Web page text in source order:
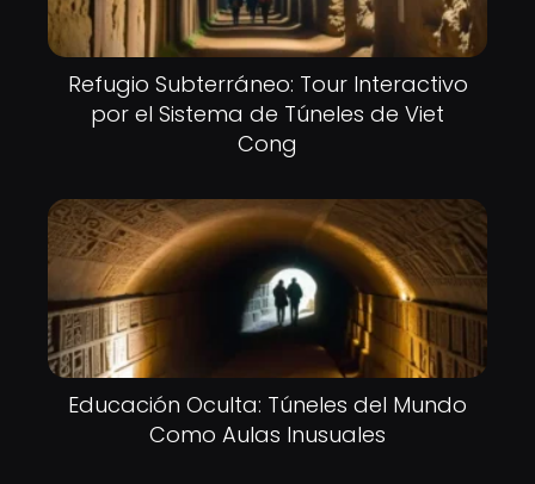
Refugio Subterráneo: Tour Interactivo
por el Sistema de Túneles de Viet
Cong
Educación Oculta: Túneles del Mundo
Como Aulas Inusuales